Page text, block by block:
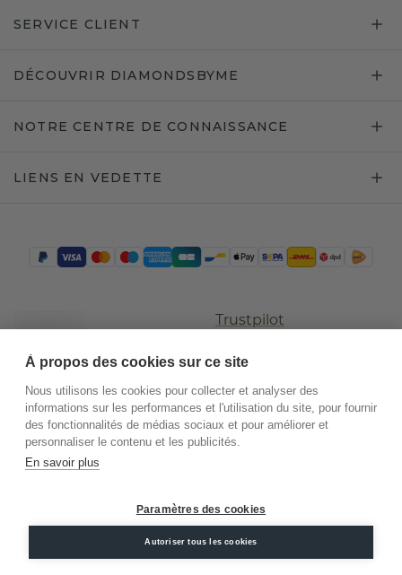
SERVICE CLIENT
DÉCOUVRIR DIAMONDSBYME
NOTRE CENTRE DE CONNAISSANCE
LIENS EN VEDETTE
Trustpilot
.DiamondsByMe
Conditions
Confidentialité
Mentions
À propos des cookies sur ce site
Nous utilisons les cookies pour collecter et analyser des
informations sur les performances et l'utilisation du site, pour fournir
des fonctionnalités de médias sociaux et pour améliorer et
personnaliser le contenu et les publicités.
En savoir plus
Paramètres des cookies
Autoriser tous les cookies